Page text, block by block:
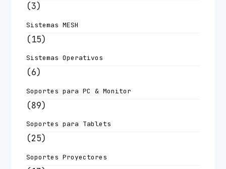
(3)
Sistemas MESH
(15)
Sistemas Operativos
(6)
Soportes para PC & Monitor
(89)
Soportes para Tablets
(25)
Soportes Proyectores